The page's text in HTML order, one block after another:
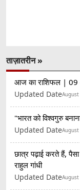
ताज़ातरीन »
आज का राशिफल | 09
Updated Date
"भारत को विश्वगुरु
Updated Date
छात्र पढ़ाई करते हैं,
राहुल गांधी
Updated Date